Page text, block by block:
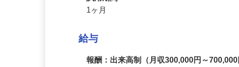
期間の定めなし
給与